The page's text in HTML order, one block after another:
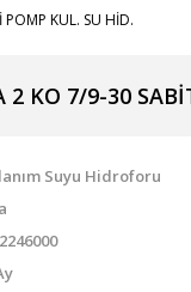
KUL. SU HİD.
2 KO 7/9-30
Suyu Hidroforu